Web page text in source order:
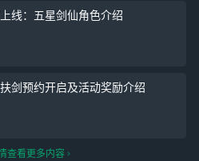
线：五星剑仙角色介绍
剑预约开启及活动奖励介绍
查看更多内容